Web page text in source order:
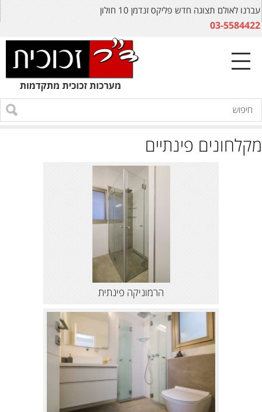
עברנו לאולם תצוגה חדש פליקס זנדמן 10 חולון
03-5584422
מקלחונים פינתיים
הרמוניקה פינתית